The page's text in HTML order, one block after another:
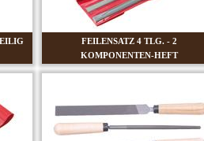
FEILENSATZ 4 TLG. - 2
KOMPONENTEN-HEFT